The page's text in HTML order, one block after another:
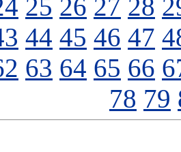
25 26 27 28
44 45 46 47
63 64 65 66
78 79